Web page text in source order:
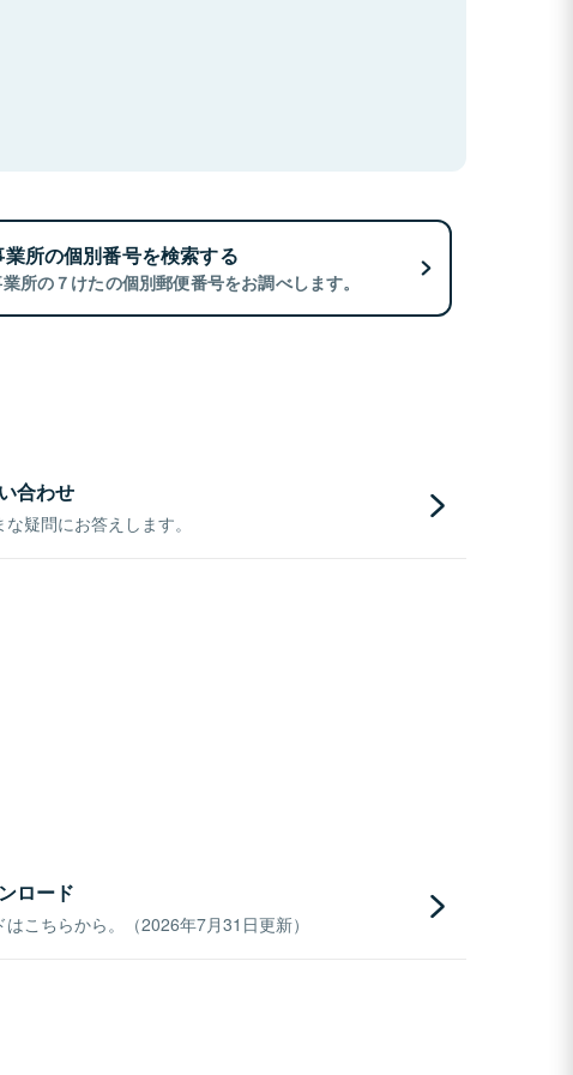
業所の個別番号を検索する
所の７けたの個別郵便番号をお調べします。
合わせ
疑問にお答えします。
ロード
こちらから。（2026年7月31日更新）